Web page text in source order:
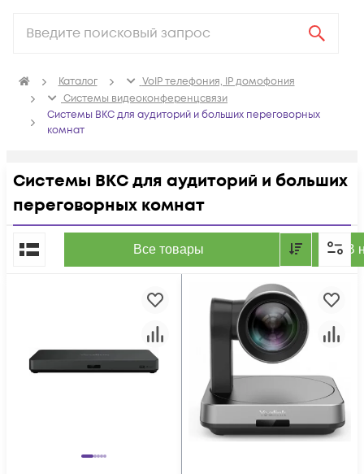
Каталог
VoIP телефония, IP домофония
Системы видеоконференцсвязи
Системы ВКС для аудиторий и больших переговорных
комнат
Системы ВКС для аудиторий и больших
переговорных комнат
Все товары В
По популярности